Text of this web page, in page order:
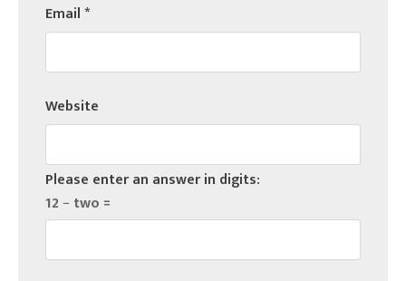
Email*
Website
Please enter an answer in digits:
12 − two =